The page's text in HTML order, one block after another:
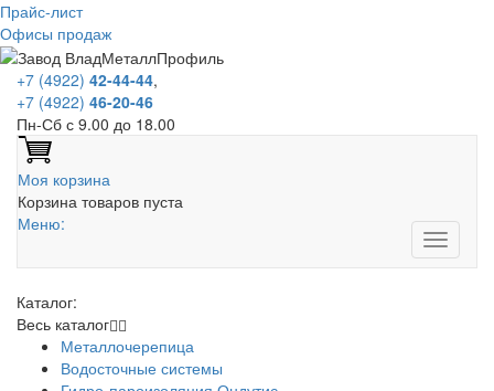
Прайс-лист
Офисы продаж
+7 (4922) 42-44-44,
+7 (4922) 46-20-46
Пн-Сб с 9.00 до 18.00
Моя корзина
Корзина товаров пуста
Меню:
Каталог:
Весь каталог
Металлочерепица
Водосточные системы